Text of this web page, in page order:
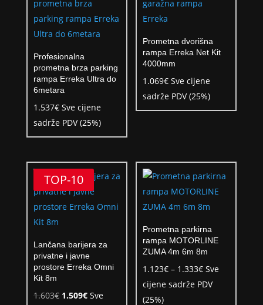
Profesionalna
prometna brza parking
rampa Erreka Ultra do
6metara
1.537€ Sve cijene
sadrže PDV (25%)
Prometna dvorišna
rampa Erreka Net Kit
4000mm
1.069€ Sve cijene
sadrže PDV (25%)
TOP-10
Lančana barijera za
privatne i javne
prostore Erreka Omni
Kit 8m
1.603€ Izvorna
1.509€Trenutna
Sve
Prometna parkirna
rampa MOTORLINE
ZUMA 4m 6m 8m
1.123€ – 1.333€Raspon
cijena:
Sve
cijene sadrže PDV
(25%)